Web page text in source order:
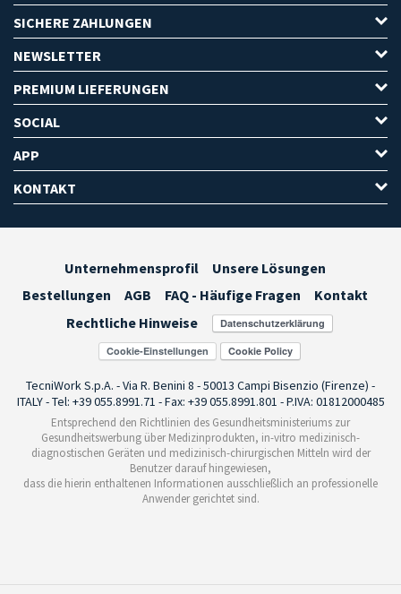
SICHERE ZAHLUNGEN
NEWSLETTER
PREMIUM LIEFERUNGEN
SOCIAL
APP
KONTAKT
Unternehmensprofil
Unsere Lösungen
Bestellungen
AGB FAQ - Häufige Fragen
Kontakt
Rechtliche Hinweise
Cookie-Einstellungen
TecniWork S.p.A. - Via R. Benini 8 - 50013 Campi Bisenzio (Firenze) -
ITALY - Tel: +39 055.8991.71 - Fax: +39 055.8991.801 - P.IVA: 01812000485
Entsprechend den Richtlinien des Gesundheitsministeriums zur
Gesundheitswerbung über Medizinprodukten, in-vitro medizinisch-
diagnostischen Geräten und medizinisch-chirurgischen Mitteln wird der
Benutzer darauf hingewiesen,
dass die hierin enthaltenen Informationen ausschließlich an professionelle
Anwender gerichtet sind.